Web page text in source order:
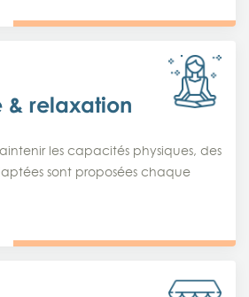
relaxation
les capacités physiques, des
sont proposées chaque